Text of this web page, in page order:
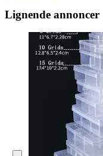
Lignende annoncer